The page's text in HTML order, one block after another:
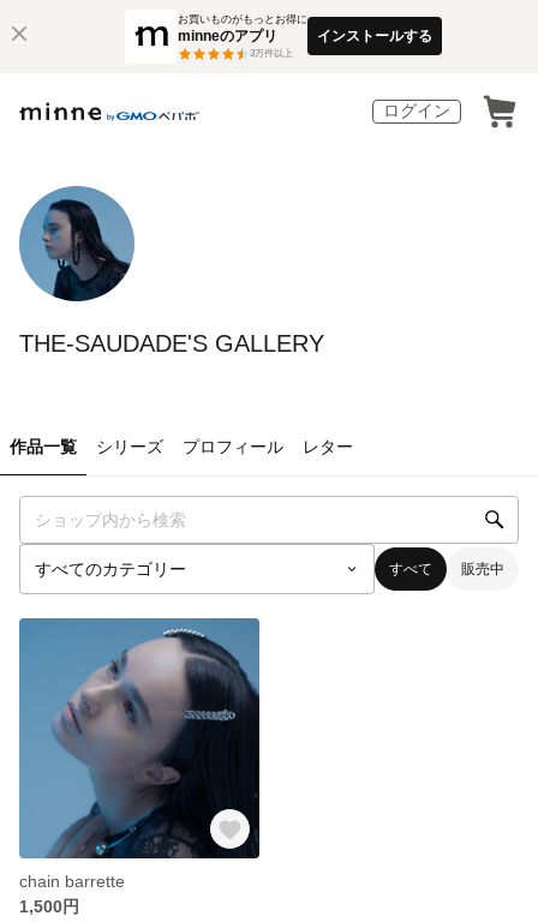
お買いものがもっとお得に
minneのアプリ
3万件以上
インストールする
ログイン
THE-SAUDADE'S GALLERY
作品一覧 シリーズ プロフィール レター
すべて 販売中
chain barrette
1,500円